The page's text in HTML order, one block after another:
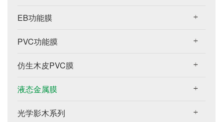
EB功能膜
PVC功能膜
仿生木皮PVC膜
液态金属膜
光学影木系列